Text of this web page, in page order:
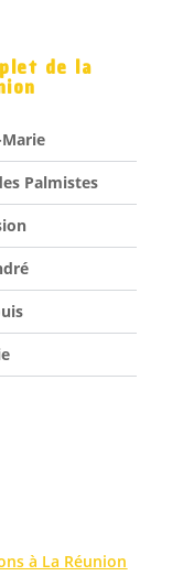
de la
Palmistes
à La Réunion